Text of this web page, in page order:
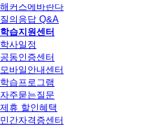
해커스에바란다
질의응답 Q&A
학습지원센터
학사일정
공동인증센터
모바일안내센터
학습프로그램
자주묻는질문
제휴 할인혜택
민간자격증센터
나 상담 시로부터
만 또는 분쟁처리
4. 신청자는 개인정
에는 상담 신청이 제한
나 상담 시로부터
만 또는 분쟁처리
4. 신청자는 개인정
에는 상담 신청이 제한
나 상담 시로부터
만 또는 분쟁처리
4. 신청자는 개인정
에는 상담 신청이 제한